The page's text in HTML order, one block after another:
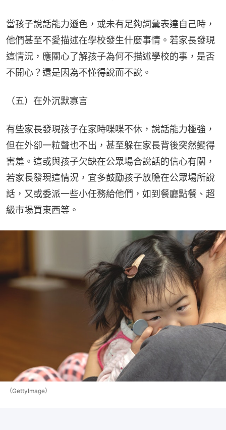
當孩子說話能力遜色，或未有足夠詞彙表達自己時，
他們甚至不愛描述在學校發生什麼事情。若家長發現
這情況，應關心了解孩子為何不描述學校的事，是否
不開心？還是因為不懂得說而不說。
（五）在外沉默寡言
有些家長發現孩子在家時喋喋不休，說話能力極強，
但在外卻一粒聲也不出，甚至躲在家長背後突然變得
害羞。這或與孩子欠缺在公眾場合說話的信心有關，
若家長發現這情況，宜多鼓勵孩子放膽在公眾場所說
話，又或委派一些小任務給他們，如到餐廳點餐、超
級市場買東西等。
（GettyImage）